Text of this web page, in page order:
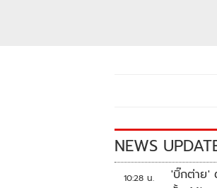
NEWS
10:28 น.
'บิ๊กต่าย'